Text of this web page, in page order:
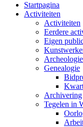
Startpagina
Activiteiten
Activiteiten
Eerdere
Eigen
Genealogie
Archivering
Tegelen in